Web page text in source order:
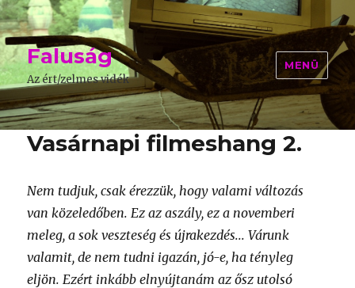
Faluság
Az ért/zelmes vidék
MENÜ
Vasárnapi filmeshang 2.
Nem tudjuk, csak érezzük, hogy valami változás
van közeledőben. Ez az aszály, ez a novemberi
meleg, a sok veszteség és újrakezdés... Várunk
valamit, de nem tudni igazán, jó-e, ha tényleg
eljön. Ezért inkább elnyújtanám az ősz utolsó